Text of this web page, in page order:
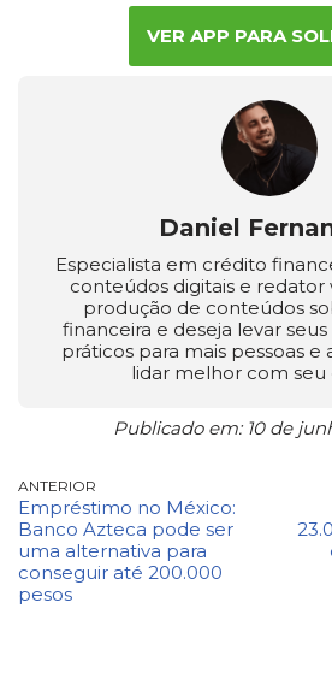
VER APP PARA
Daniel
Especialista em crédito
conteúdos digitais e
produção de conteúdos
financeira e deseja levar
práticos para mais pessoas e
lidar melhor com seu
Publicado em: 10 de
ANTERIOR
Empréstimo no México:
Banco Azteca pode ser
uma alternativa para
conseguir até 200.000
pesos